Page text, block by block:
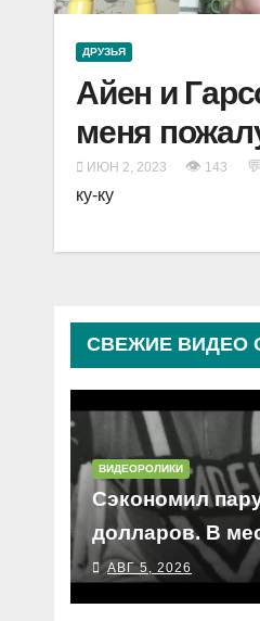
ДРУЗЬЯ
Айен и
меня
ИЮН 2, 2023 👁 143 💬
ку-ку
СВЕЖИЕ ВИДЕО
ВИДЕОРОЛИКИ
Сэкономил
долларов. В
АВГ 5, 2026